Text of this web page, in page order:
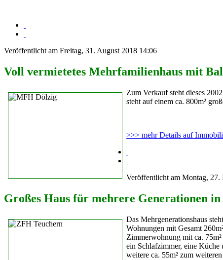
Veröffentlicht am Freitag, 31. August 2018 14:06
Voll vermietetes Mehrfamilienhaus mit
Zum Verkauf steht dieses
steht auf einem ca. 800m²
>>> mehr Details auf
Veröffentlicht am Montag, 27.
Großes Haus für mehrere Generationen in
Das Mehrgenerationshaus
Wohnungen mit Gesamt
Zimmerwohnung mit ca.
ein Schlafzimmer, eine Küche
weitere ca. 55m² zum